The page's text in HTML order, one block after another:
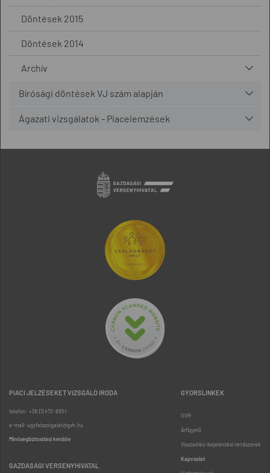
Döntések 2015
Döntések 2014
Archív
Bírósági döntések VJ szám alapján
Ágazati vizsgálatok - Piacelemzések
PIACI JELZÉSEKET VIZSGÁLÓ IRODA
telefon: +36 (1) 472-8851
e-mail: ugyfelszolgalat@gvh.hu
Minőségbiztosítási kérdőív
GAZDASÁGI VERSENYHIVATAL
GYORSLINKEK
GVH
Árfigyelő
Visszaélés-bejelentési rendszerek
Kapcsolat